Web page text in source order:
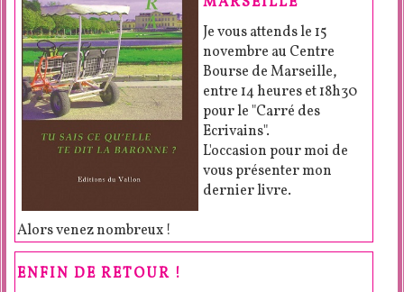
Je vous attends le 15
novembre au Centre
Bourse de Marseille,
entre 14 heures et 18h30
pour le "Carré des
Ecrivains".
L'occasion pour moi de
vous présenter mon
dernier livre.
Alors venez nombreux !
ENFIN DE RETOUR !